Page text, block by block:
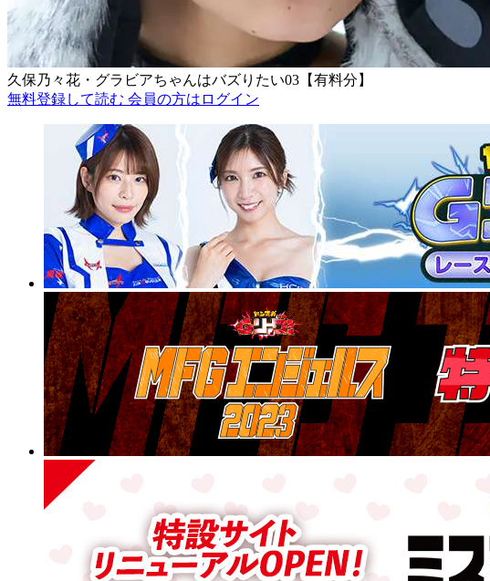
久保乃々花・グラビアちゃんはバズりたい03【有料分】
無料登録して読む 会員の方はログイン